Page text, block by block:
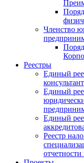
Членство
Реестры
Единый
Единый
Единый
Реестр
отчетности